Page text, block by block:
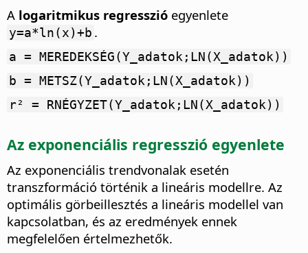
A logaritmikus regresszió egyenlete
y=a*ln(x)+b .
a = MEREDEKSÉG(Y_adatok;LN(X_adatok))
b = METSZ(Y_adatok;LN(X_adatok))
r² = RNÉGYZET(Y_adatok;LN(X_adatok))
Az exponenciális regresszió egyenlete
Az exponenciális trendvonalak esetén
transzformáció történik a lineáris modellre. Az
optimális görbeillesztés a lineáris modellel van
kapcsolatban, és az eredmények ennek
megfelelően értelmezhetők.